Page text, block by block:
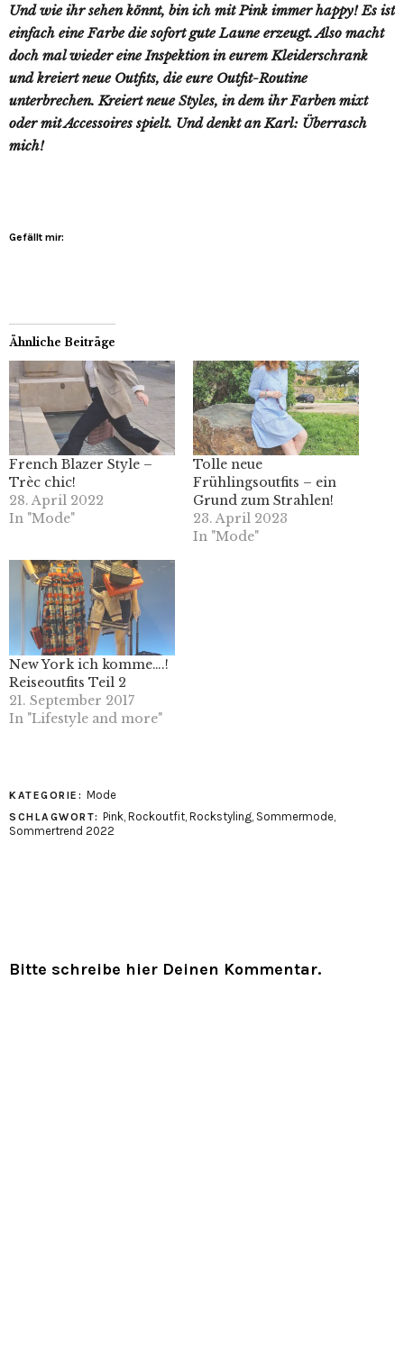
Und wie ihr sehen könnt, bin ich mit Pink immer happy! Es ist
einfach eine Farbe die sofort gute Laune erzeugt. Also macht
doch mal wieder eine Inspektion in eurem Kleiderschrank
und kreiert neue Outfits, die eure Outfit-Routine
unterbrechen. Kreiert neue Styles, in dem ihr Farben mixt
oder mit Accessoires spielt. Und denkt an Karl: Überrasch
mich!
Gefällt mir:
Ähnliche Beiträge
French Blazer Style –
Trèc chic!
28. April 2022
In "Mode"
Tolle neue
Frühlingsoutfits – ein
Grund zum Strahlen!
23. April 2023
In "Mode"
New York ich komme….!
Reiseoutfits Teil 2
21. September 2017
In "Lifestyle and more"
KATEGORIE: Mode
SCHLAGWORT: Pink Rockoutfit Rockstyling Sommermode
Sommertrend 2022
Bitte schreibe hier Deinen Kommentar.